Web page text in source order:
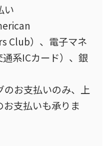
い
Club）、電子マネ
系ICカード）、銀
お支払いのみ、上
支払いも承りま